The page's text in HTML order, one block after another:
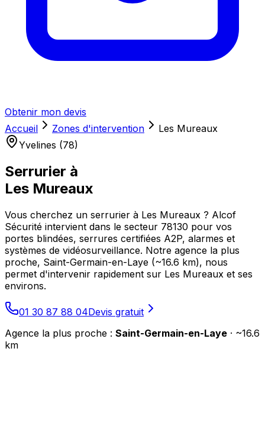
Obtenir mon devis
Accueil
Zones d'intervention
Les Mureaux
Yvelines (78)
Serrurier à
Les Mureaux
Vous cherchez un serrurier à Les Mureaux ? Alcof
Sécurité intervient dans le secteur 78130 pour vos
portes blindées, serrures certifiées A2P, alarmes et
systèmes de vidéosurveillance. Notre agence la plus
proche, Saint-Germain-en-Laye (~16.6 km), nous
permet d'intervenir rapidement sur Les Mureaux et ses
environs.
01 30 87 88 04Devis gratuit
Agence la plus proche : Saint-Germain-en-Laye · ~16.6
km